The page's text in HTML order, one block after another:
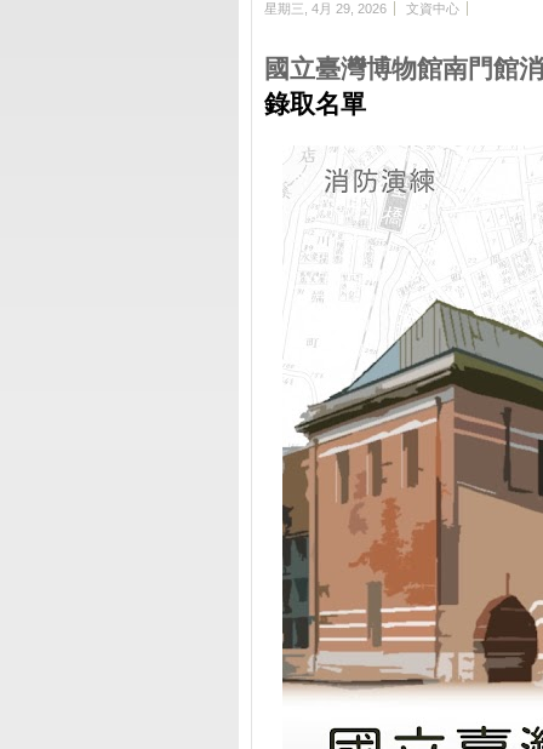
星期三, 4月 29, 2026 文資中心
國立臺灣博物館南門館
錄取名單